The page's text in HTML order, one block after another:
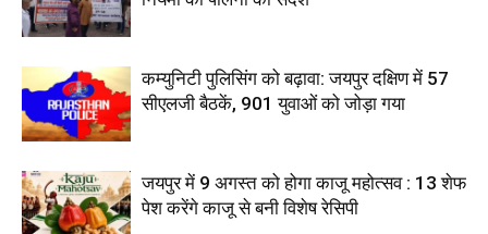
कम्युनिटी पुलिसिंग को बढ़ावा: जयपुर दक्षिण में 57
सीएलजी बैठकें, 901 युवाओं को जोड़ा गया
जयपुर में 9 अगस्त को होगा काजू महोत्सव : 13 शेफ
पेश करेंगे काजू से बनी विशेष रेसिपी